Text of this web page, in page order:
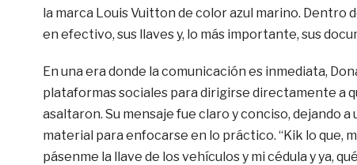
la marca Louis Vuitton de color azul marino.
en efectivo, sus llaves y, lo más importante, sus
En una era donde la comunicación es inmediata,
plataformas sociales para dirigirse directamente a
asaltaron. Su mensaje fue claro y conciso, dejando a
material para enfocarse en lo práctico. “Kik lo que,
pásenme la llave de los vehículos y mi cédula y ya,